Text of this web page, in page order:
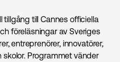
tillgång till Cannes officiella
föreläsningar av Sveriges
entreprenörer, innovatörer,
Programmet vänder